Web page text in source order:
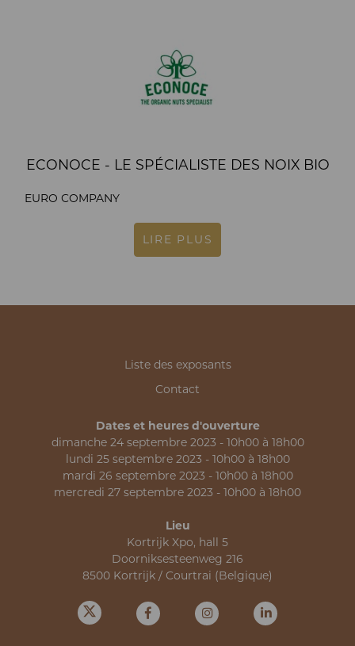
ECONOCE - LE SPÉCIALISTE DES NOIX BIO
EURO COMPANY
LIRE PLUS
Liste des exposants
Contact
Dates et heures d'ouverture
dimanche 24 septembre 2023 - 10h00 à 18h00
lundi 25 septembre 2023 - 10h00 à 18h00
mardi 26 septembre 2023 - 10h00 à 18h00
mercredi 27 septembre 2023 - 10h00 à 18h00
Lieu
Kortrijk Xpo, hall 5
Doorniksesteenweg 216
8500 Kortrijk / Courtrai (Belgique)